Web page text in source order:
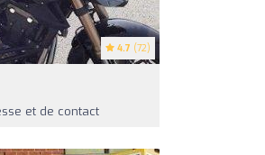
4.7 (72)
et de contact